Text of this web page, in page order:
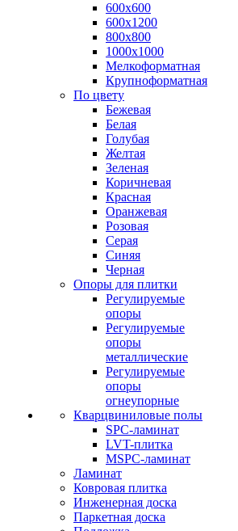
600х600
600х1200
800х800
1000х1000
Мелкоформатная
Крупноформатная
По цвету
Бежевая
Белая
Голубая
Желтая
Зеленая
Коричневая
Красная
Оранжевая
Розовая
Серая
Синяя
Черная
Опоры для плитки
Регулируемые
опоры
Регулируемые
опоры
металлические
Регулируемые
опоры
огнеупорные
Кварцвиниловые полы
SPC-ламинат
LVT-плитка
MSPC-ламинат
Ламинат
Ковровая плитка
Инженерная доска
Паркетная доска